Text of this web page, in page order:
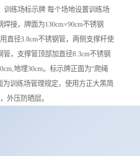
训练场标示牌 每个场地设置训练场
接，牌面为130cm×90cm不锈钢
直径3.8cm不锈钢管，两侧支撑杆使
管，支撑管顶部加直径8.3cm不锈钢
地埋30cm。标示牌正面为“爬绳
为训练场管理规定，使用方正大黑简
外压防晒层。